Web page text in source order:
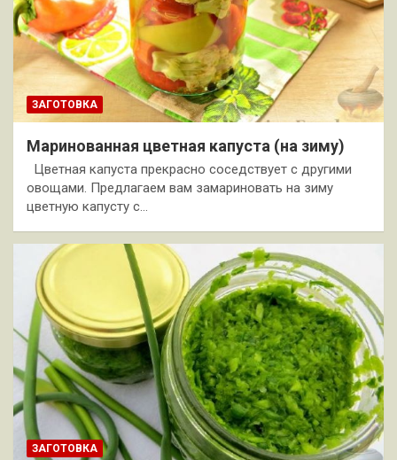
ЗАГОТОВКА
Маринованная цветная капуста (на зиму)
Цветная капуста прекрасно соседствует с другими
овощами. Предлагаем вам замариновать на зиму
цветную капусту с…
ЗАГОТОВКА